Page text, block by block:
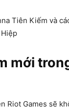
Tiên Kiếm và
mới
Riot Games sẽ